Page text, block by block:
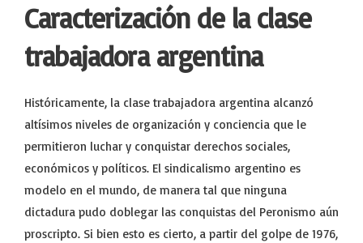
Caracterización de la clase
trabajadora argentina
Históricamente, la clase trabajadora argentina alcanzó
altísimos niveles de organización y conciencia que le
permitieron luchar y conquistar derechos sociales,
económicos y políticos. El sindicalismo argentino es
modelo en el mundo, de manera tal que ninguna
dictadura pudo doblegar las conquistas del Peronismo aún
proscripto. Si bien esto es cierto, a partir del golpe de 1976,